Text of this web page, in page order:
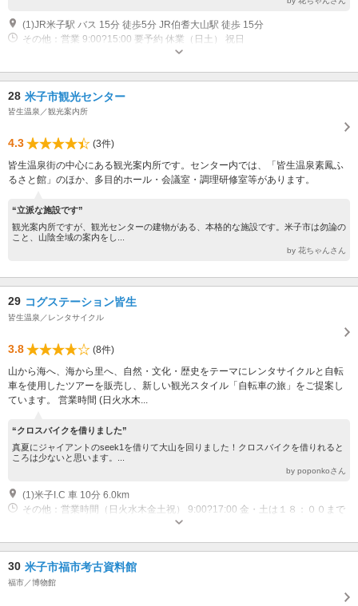
(1)JR米子駅 バス 15分 徒歩5分 JR伯耆大山駅 徒歩 15分
その他：営業 9:00?15:00 要予約 休業（日土） 祝日
28 米子市観光センター
皆生温泉／観光案内所
4.3
(3件)
皆生温泉街の中心にある観光案内所です。センター内では、「皆生温泉素鳳ふ
るさと館」のほか、多目的ホール・会議室・調理研修室等があります。
“立派な施設です”
観光案内所ですが、観光センターの建物がある、本格的な施設です。米子市は勿論の
こと、山陰全域の案内をし...
by 花ちゃんさん
29 コグステーション皆生
皆生温泉／レンタサイクル
3.8
(8件)
山から海へ、海から里へ、自然・文化・歴史をテーマにレンタサイクルと自転
車を使用したツアーを販売し、新しい観光スタイル「自転車の旅」をご提案し
ています。 営業時間 (日火水木...
“クロスバイクを借りました”
真夏にジャイアントのseek1を借りて大山を回りました！クロスバイクを借りれると
ころは少ないと思います。...
by poponkoさん
(1)米子I.C 車 10分 6.0km
その他：営業時間（日火水木金土祝） 9:00?17:00 金・土は１８：００まで
30 米子市福市考古資料館
福市／博物館